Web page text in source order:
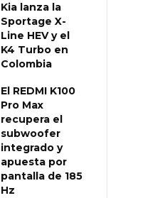
Kia lanza la
Sportage X-
Line HEV y el
K4 Turbo en
Colombia
El REDMI K100
Pro Max
recupera el
subwoofer
integrado y
apuesta por
pantalla de 185
Hz